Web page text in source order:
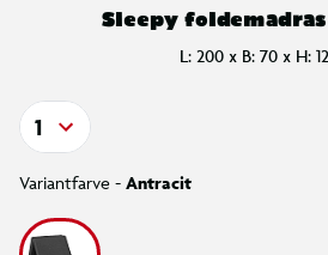
Sleepy
L: 200 x B: 70 x H:
Variantfarve - Antracit
1